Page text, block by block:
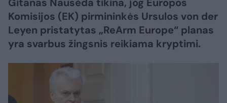
Komisijos (EK) pirmininkės Ursulos von der
Leyen pristatytas „ReArm Europe“ planas
yra svarbus žingsnis reikiama kryptimi.